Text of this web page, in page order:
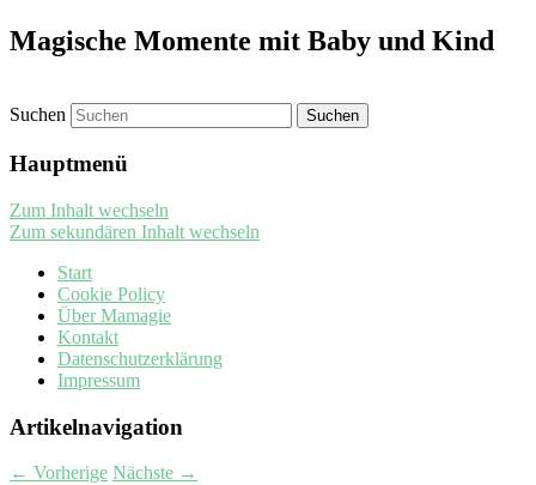
Magische Momente mit Baby und Kind
Suchen
Hauptmenü
Zum Inhalt wechseln
Zum sekundären Inhalt wechseln
Start
Cookie Policy
Über Mamagie
Kontakt
Datenschutzerklärung
Impressum
Artikelnavigation
← Vorherige Nächste →